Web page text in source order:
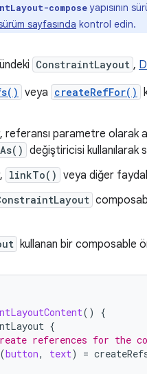
composeyapısının
sayfasında kontrol edin.
ConstraintLayout ,
veya createRefFor()
referansı parametre olarak
değiştiricisi kullanılarak
linkTo() veya diğer
kullanan bir composable
()
{
{
references for the
(button, text) =